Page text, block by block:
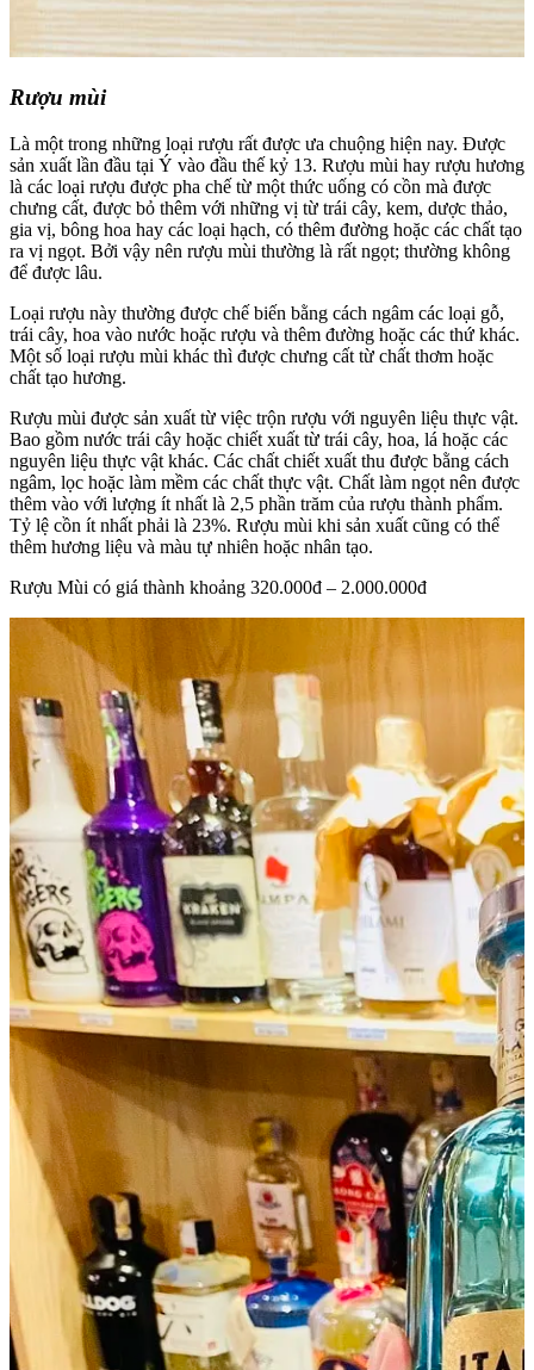
Rượu mùi
Là một trong những loại rượu rất được ưa chuộng hiện nay. Được
sản xuất lần đầu tại Ý vào đầu thế kỷ 13. Rượu mùi hay rượu hương
là các loại rượu được pha chế từ một thức uống có cồn mà được
chưng cất, được bỏ thêm với những vị từ trái cây, kem, dược thảo,
gia vị, bông hoa hay các loại hạch, có thêm đường hoặc các chất tạo
ra vị ngọt. Bởi vậy nên rượu mùi thường là rất ngọt; thường không
để được lâu.
Loại rượu này thường được chế biến bằng cách ngâm các loại gỗ,
trái cây, hoa vào nước hoặc rượu và thêm đường hoặc các thứ khác.
Một số loại rượu mùi khác thì được chưng cất từ chất thơm hoặc
chất tạo hương.
Rượu mùi được sản xuất từ việc trộn rượu với nguyên liệu thực vật.
Bao gồm nước trái cây hoặc chiết xuất từ trái cây, hoa, lá hoặc các
nguyên liệu thực vật khác. Các chất chiết xuất thu được bằng cách
ngâm, lọc hoặc làm mềm các chất thực vật. Chất làm ngọt nên được
thêm vào với lượng ít nhất là 2,5 phần trăm của rượu thành phẩm.
Tỷ lệ cồn ít nhất phải là 23%. Rượu mùi khi sản xuất cũng có thể
thêm hương liệu và màu tự nhiên hoặc nhân tạo.
Rượu Mùi có giá thành khoảng 320.000đ – 2.000.000đ